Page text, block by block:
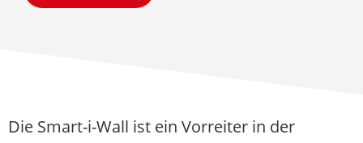
Die Smart-i-Wall ist ein Vorreiter in der